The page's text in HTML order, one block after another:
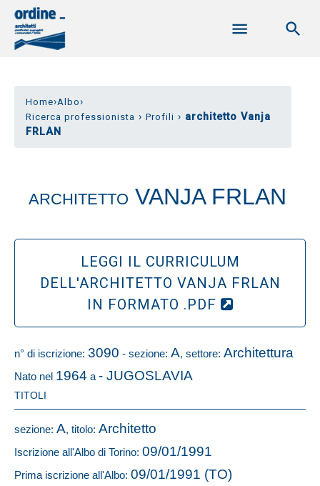
Home›Albo›
Ricerca professionista › Profili › architetto Vanja
FRLAN
ARCHITETTO VANJA FRLAN
LEGGI IL CURRICULUM
DELL'ARCHITETTO VANJA FRLAN
IN FORMATO .PDF
n° di iscrizione: 3090 - sezione: A, settore: Architettura
Nato nel 1964 a - JUGOSLAVIA
TITOLI
sezione: A, titolo: Architetto
Iscrizione all'Albo di Torino: 09/01/1991
Prima iscrizione all'Albo: 09/01/1991 (TO)